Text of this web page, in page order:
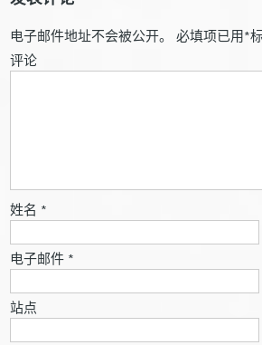
电子邮件地址不会被公开。 必填项已用*
评论
姓名 *
电子邮件 *
站点